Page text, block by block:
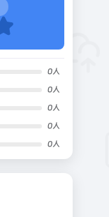
0人
0人
0人
0人
0人